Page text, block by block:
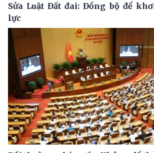
Sửa Luật Đất đai: Đồng bộ để
lực